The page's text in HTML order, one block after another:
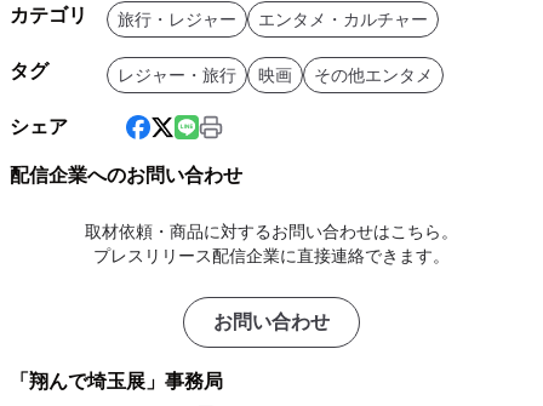
カテゴリ 旅行・レジャー エンタメ・カルチャー
タグ レジャー・旅行 映画 その他エンタメ
シェア
配信企業へのお問い合わせ
取材依頼・商品に対するお問い合わせはこちら。
プレスリリース配信企業に直接連絡できます。
お問い合わせ
「翔んで埼玉展」事務局